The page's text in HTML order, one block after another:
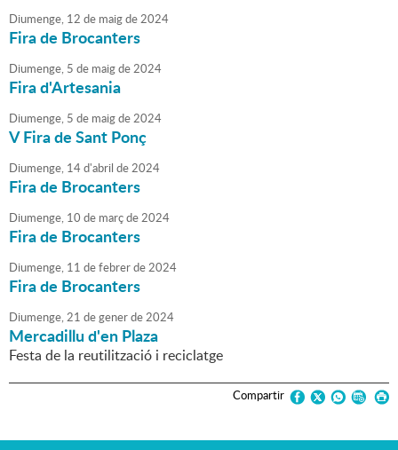
Diumenge, 12 de maigde2024
Fira de Brocanters
Diumenge, 5 de maigde2024
Fira d'Artesania
Diumenge, 5 de maigde2024
V Fira de Sant Ponç
Diumenge, 14d'abril de2024
Fira de Brocanters
Diumenge, 10 de marçde2024
Fira de Brocanters
Diumenge, 11 defebrerde2024
Fira de Brocanters
Diumenge,21 degenerde2024
Mercadillu d'en Plaza
Festa de la reutilització i reciclatge
Compartir